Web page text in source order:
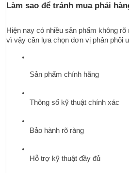
Làm sao để tránh mua phải
Hiện nay có nhiều sản phẩm không
vì vậy cần lựa chọn đơn vị phân phối
Sản phẩm chính hãng
Thông số kỹ thuật chính xác
Bảo hành rõ ràng
Hỗ trợ kỹ thuật đầy đủ